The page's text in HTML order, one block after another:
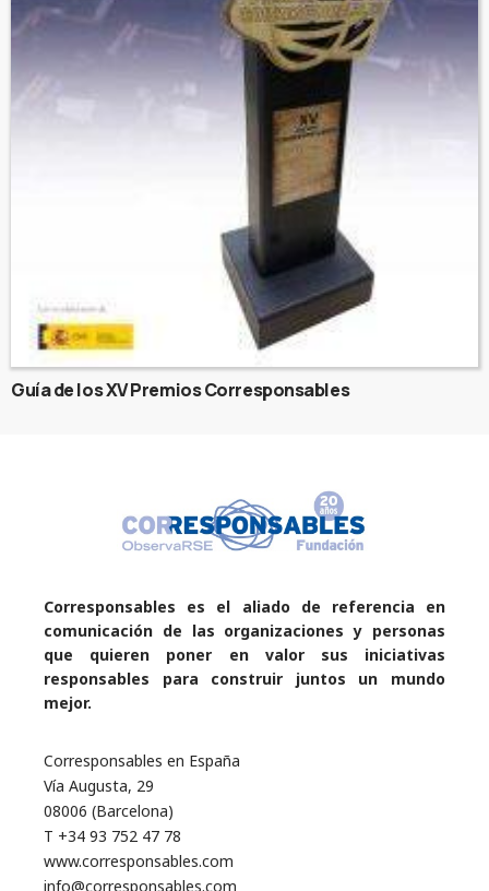
Guía de los XV Premios Corresponsables
Corresponsables es el aliado de referencia en
comunicación de las organizaciones y personas
que quieren poner en valor sus iniciativas
responsables para construir juntos un mundo
mejor.
Corresponsables en España
Vía Augusta, 29
08006 (Barcelona)
T +34 93 752 47 78
www.corresponsables.com
info@corresponsables.com